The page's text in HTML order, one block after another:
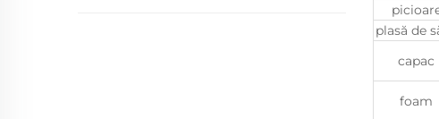
plasă de
capac
foam